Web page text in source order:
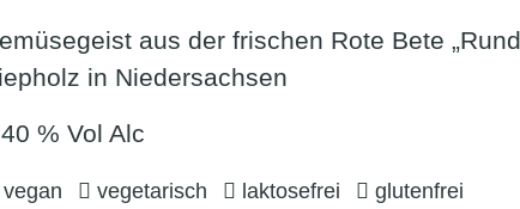
aus der frischen Rote Bete
in Niedersachsen
40 % Vol Alc
vegan vegetarisch laktosefrei glutenfrei